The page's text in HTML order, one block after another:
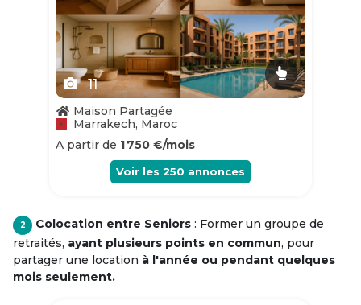
11
Maison Partagée
Marrakech, Maroc
A partir de 1 750 €/mois
Voir les 250 annonces
2 Colocation entre Seniors : Former un groupe de
retraités, ayant plusieurs points en commun, pour
partager une location à l'année ou pendant quelques
mois seulement.